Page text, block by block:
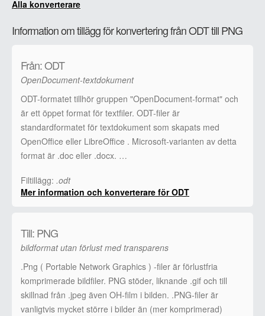
Alla konverterare
Information om tillägg för konvertering från ODT till PNG
Från: ODT
OpenDocument-textdokument
ODT-formatet tillhör gruppen "OpenDocument-format" och
är ett öppet format för textfiler. ODT-filer är
standardformatet för textdokument som skapats med
OpenOffice eller LibreOffice . Microsoft-varianten av detta
format är .doc eller .docx. …
Filtillägg: .odt
Mer information och konverterare för ODT
Till: PNG
bildformat utan förlust med transparens
.Png ( Portable Network Graphics ) -filer är förlustfria
komprimerade bildfiler. PNG stöder, liknande .gif och till
skillnad från .jpeg även OH-film i bilden. .PNG-filer är
vanligtvis mycket större i bilder än (mer komprimerad)